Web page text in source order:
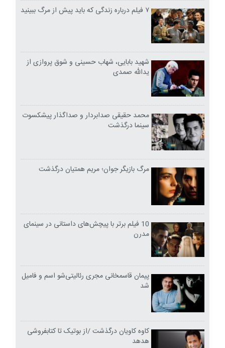
۷ فیلم درباره زندگی که باید پیش از مرگ ببینید
شهید بابایی، شهاب حسینی و شوق پروازی از
یدالله صمدی
محمد حقیقی صدابردار و صداگذار پیشکسوت
سینما درگذشت
مرگ بازیگر جوان؛ مریم همتیان درگذشت
10 فیلم برتر با پیچش‌های داستانی در سینمای
مدرن
پیمان قاسمخانی مجری رئالیتی‌شو اسم و فامیل
شد
کاوه کاویان درگذشت /از بوتیک تا کتابفروشی
هدهد